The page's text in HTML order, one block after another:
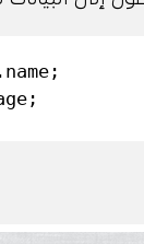
name
;